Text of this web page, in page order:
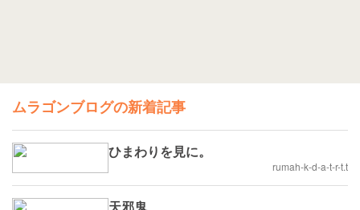
ムラゴンブログの新着記事
ひまわりを見に。
rumah-k-d-a-t-r-t.t